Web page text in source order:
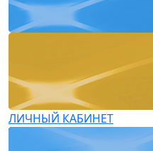
ЛИЧНЫЙ КАБИНЕТ